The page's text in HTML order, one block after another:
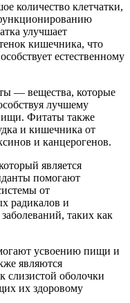
количество клетчатки,
улучшает
кишечника, что
естественному
— вещества, которые
лучшему
Фитаты также
и кишечника от
и канцерогенов.
является
помогают
от
радикалов и
таких как
усвоению пищи и
являются
слизистой оболочки
их здоровому